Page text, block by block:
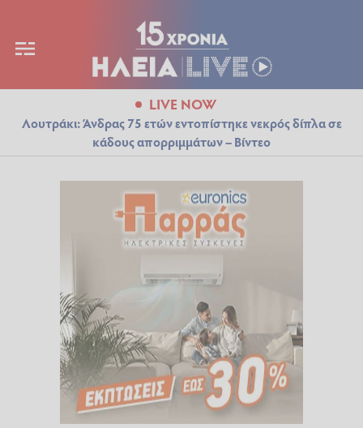
LIVE NOW
Λουτράκι: Άνδρας 75 ετών εντοπίστηκε νεκρός δίπλα σε
κάδους απορριμμάτων – Βίντεο